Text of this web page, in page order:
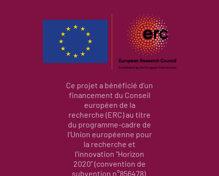
Ce projet a bénéficié d’un
financement du Conseil
européen de la
recherche (ERC) au titre
du programme-cadre de
l’Union européenne pour
la recherche et
l’innovation "Horizon
2020" (convention de
subvention n°856478).